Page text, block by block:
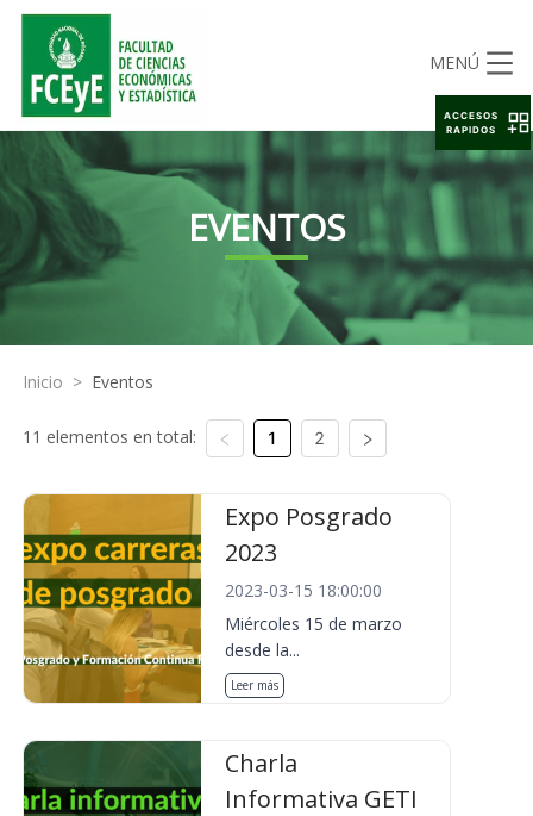
MENÚ
EVENTOS
Inicio > Eventos
11 elementos en total: 1 2
Expo Posgrado
2023
2023-03-15 18:00:00
Miércoles 15 de marzo
desde la...
Leer más
Charla
Informativa GETI
ACCESOS
RAPIDOS